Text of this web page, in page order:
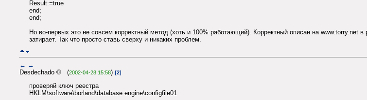
Result:=true
end;
end;
Но во-первых это не совсем корректный метод (хоть и 100% работающий). Корректный описан на www.torry.net
затирает. Так что просто ставь сверху и никаких проблем.
← →
Desdechado © (2002-04-28 15:58) [2]
проверяй ключ реестра
HKLM\software\borland\database engine\configfile01